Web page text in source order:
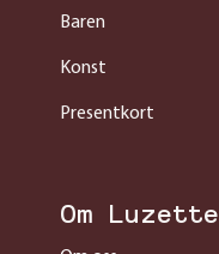
Baren
Konst
Presentkort
Om Luzette